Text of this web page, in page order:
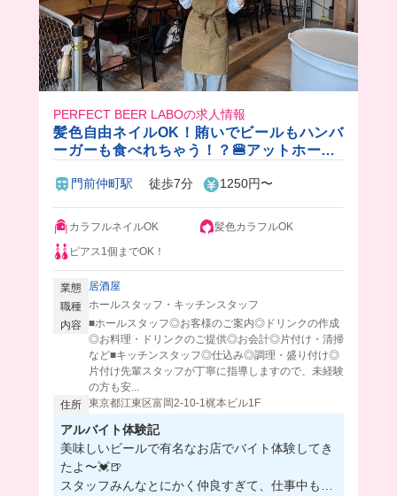
PERFECT BEER LABOの求人情報
髪色自由ネイルOK！賄いでビールもハンバ
ーガーも食べれちゃう！？🍔アットホーム
門前仲町駅 徒歩7分 1250円〜
カラフルネイルOK
髪色カラフルOK
ピアス1個までOK！
業態
居酒屋
職種 ホールスタッフ・キッチンスタッフ
内容 ■ホールスタッフ◎お客様のご案内◎ドリンクの作成
◎お料理・ドリンクのご提供◎お会計◎片付け・清掃
など■キッチンスタッフ◎仕込み◎調理・盛り付け◎
片付け先輩スタッフが丁寧に指導しますので、未経験
の方も安...
住所 東京都江東区富岡2-10-1梶本ビル1F
アルバイト体験記
美味しいビールで有名なお店でバイト体験してき
たよ〜💓🍺
スタッフみんなとにかく仲良すぎて、仕事中もず